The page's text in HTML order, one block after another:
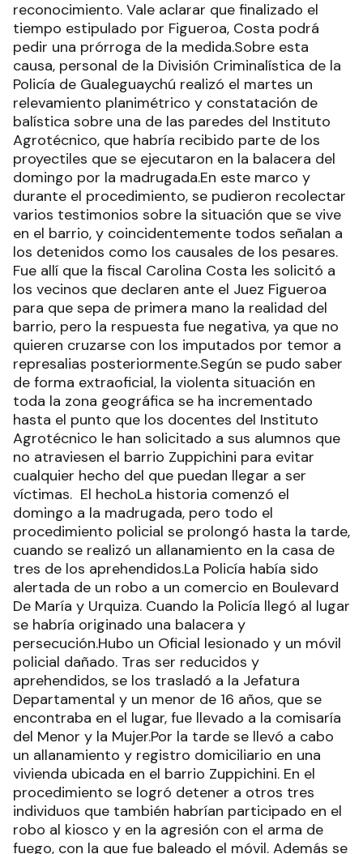
reconocimiento. Vale aclarar que finalizado el
tiempo estipulado por Figueroa, Costa podrá
pedir una prórroga de la medida.Sobre esta
causa, personal de la División Criminalística de la
Policía de Gualeguaychú realizó el martes un
relevamiento planimétrico y constatación de
balística sobre una de las paredes del Instituto
Agrotécnico, que habría recibido parte de los
proyectiles que se ejecutaron en la balacera del
domingo por la madrugada.En este marco y
durante el procedimiento, se pudieron recolectar
varios testimonios sobre la situación que se vive
en el barrio, y coincidentemente todos señalan a
los detenidos como los causales de los pesares.
Fue allí que la fiscal Carolina Costa les solicitó a
los vecinos que declaren ante el Juez Figueroa
para que sepa de primera mano la realidad del
barrio, pero la respuesta fue negativa, ya que no
quieren cruzarse con los imputados por temor a
represalias posteriormente.Según se pudo saber
de forma extraoficial, la violenta situación en
toda la zona geográfica se ha incrementado
hasta el punto que los docentes del Instituto
Agrotécnico le han solicitado a sus alumnos que
no atraviesen el barrio Zuppichini para evitar
cualquier hecho del que puedan llegar a ser
víctimas. El hechoLa historia comenzó el
domingo a la madrugada, pero todo el
procedimiento policial se prolongó hasta la tarde,
cuando se realizó un allanamiento en la casa de
tres de los aprehendidos.La Policía había sido
alertada de un robo a un comercio en Boulevard
De María y Urquiza. Cuando la Policía llegó al lugar
se habría originado una balacera y
persecución.Hubo un Oficial lesionado y un móvil
policial dañado. Tras ser reducidos y
aprehendidos, se los trasladó a la Jefatura
Departamental y un menor de 16 años, que se
encontraba en el lugar, fue llevado a la comisaría
del Menor y la Mujer.Por la tarde se llevó a cabo
un allanamiento y registro domiciliario en una
vivienda ubicada en el barrio Zuppichini. En el
procedimiento se logró detener a otros tres
individuos que también habrían participado en el
robo al kiosco y en la agresión con el arma de
fuego, con la que fue baleado el móvil. Además se